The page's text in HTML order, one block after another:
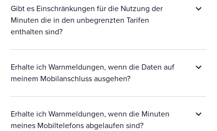
Gibt es Einschränkungen für die Nutzung der
Minuten die in den unbegrenzten Tarifen
enthalten sind?
Erhalte ich Warnmeldungen, wenn die Daten auf
meinem Mobilanschluss ausgehen?
Erhalte ich Warnmeldungen, wenn die Minuten
meines Mobiltelefons abgelaufen sind?